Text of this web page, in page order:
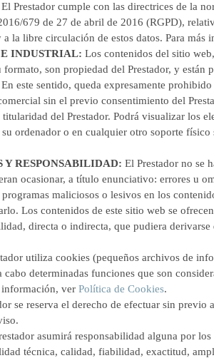
El Prestador cumple con las directrices de la
679 de 27 de abril de 2016 (RGPD),
a la libre circulación de estos datos. Para más
INDUSTRIAL: Los contenidos del sitio
formato, son propiedad del Prestador, y están
este sentido, queda expresamente
sin el previo consentimiento del
del Prestador. Podrá visualizar los
ordenador o en cualquier otro soporte
RESPONSABILIDAD: El Prestador no se
ocasionar, a título enunciativo: errores u
maliciosos o lesivos en los
Los contenidos de este sitio web se
directa o indirecta, que pudiera
utiliza cookies (pequeños archivos de
cabo determinadas funciones que son
información, ver Política de Cookies.
se reserva el derecho de efectuar sin
asumirá responsabilidad alguna por
técnica, calidad, fiabilidad, exactitud,